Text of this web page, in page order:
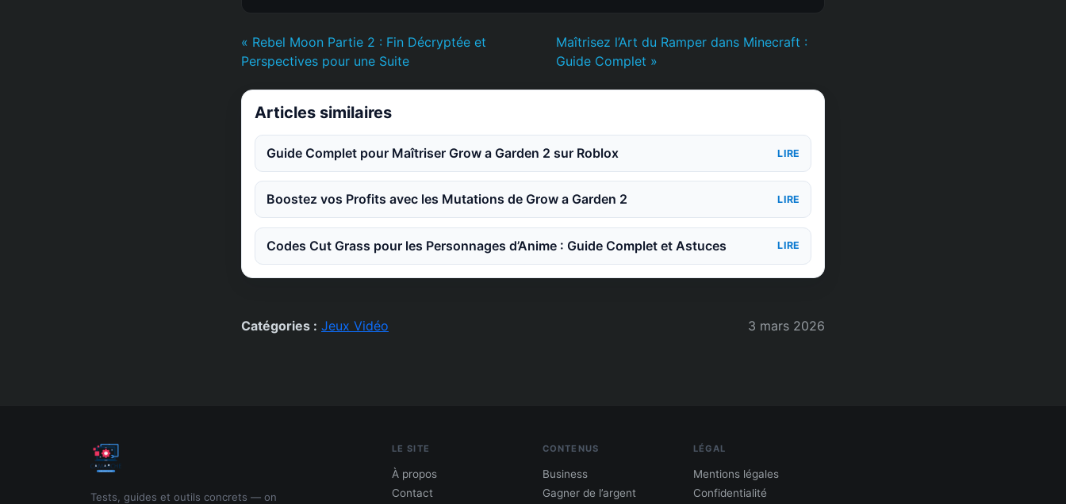
« Rebel Moon Partie 2 : Fin Décryptée et
Perspectives pour une Suite
Maîtrisez l’Art du Ramper dans Minecraft :
Guide Complet »
Articles similaires
Guide Complet pour Maîtriser Grow a Garden 2 sur Roblox LIRE
Boostez vos Profits avec les Mutations de Grow a Garden 2 LIRE
Codes Cut Grass pour les Personnages d’Anime : Guide Complet et Astuces LIRE
Catégories : Jeux Vidéo 3 mars 2026
Tests, guides et outils concrets — on
LE SITE
À propos
Contact
CONTENUS
Business
Gagner de l’argent
LÉGAL
Mentions légales
Confidentialité